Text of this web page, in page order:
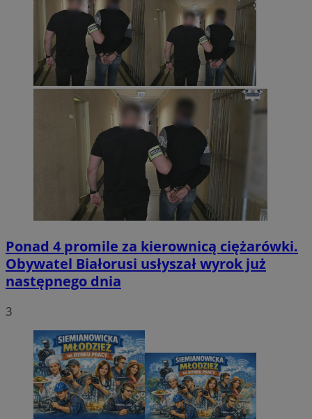
Ponad 4 promile za kierownicą ciężarówki.
Obywatel Białorusi usłyszał wyrok już
następnego dnia
3